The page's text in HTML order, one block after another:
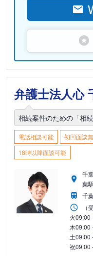
弁護士法人心
相続案件のための「相
電話相談可能 初回面談
18時以降面談可能
千
葉
千
（
火09:00
木09:00
土09:00
祝09:00